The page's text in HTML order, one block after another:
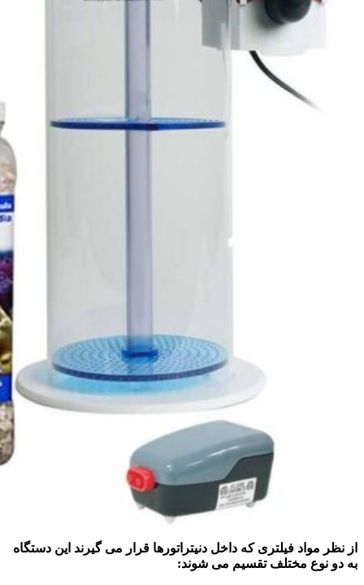
از نظر مواد فیلتری که داخل دنیتراتورها قرار می گیرند این دستگاه
به دو نوع مختلف تقسیم می شوند: